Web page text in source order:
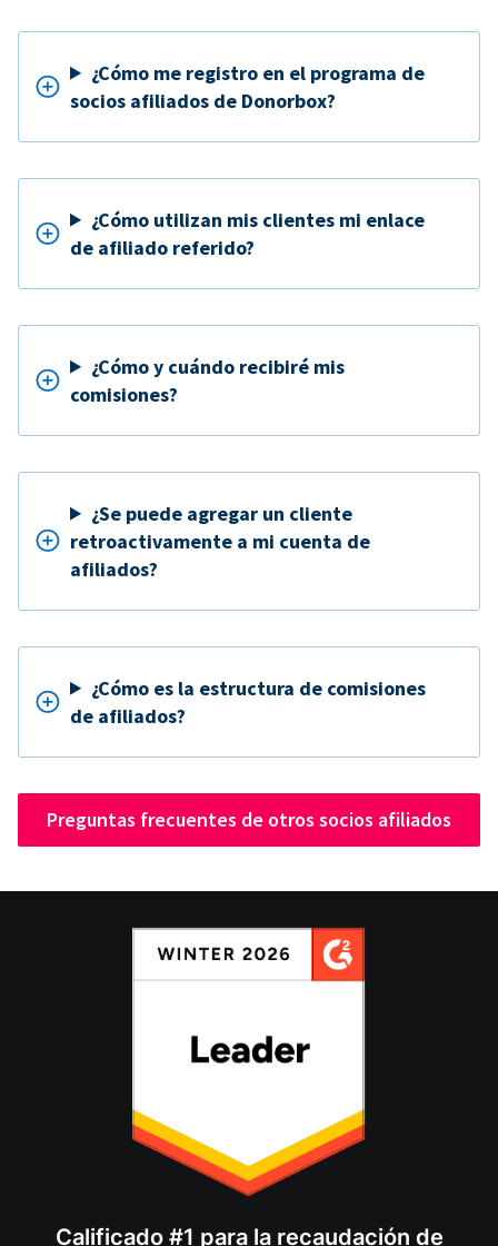
¿Cómo me registro en el programa de
socios afiliados de Donorbox?
¿Cómo utilizan mis clientes mi enlace
de afiliado referido?
¿Cómo y cuándo recibiré mis
comisiones?
¿Se puede agregar un cliente
retroactivamente a mi cuenta de
afiliados?
¿Cómo es la estructura de comisiones
de afiliados?
Preguntas frecuentes de otros socios afiliados
Calificado #1 para la recaudación de